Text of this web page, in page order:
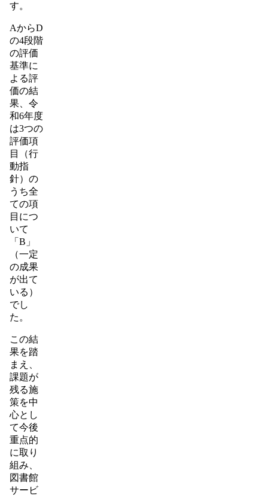
す。
AからD
の4段階
の評価
基準に
よる評
価の結
果、令
和6年度
は3つの
評価項
目（行
動指
針）の
うち全
ての項
目につ
いて
「B」
（一定
の成果
が出て
いる）
でし
た。
この結
果を踏
まえ、
課題が
残る施
策を中
心とし
て今後
重点的
に取り
組み、
図書館
サービ